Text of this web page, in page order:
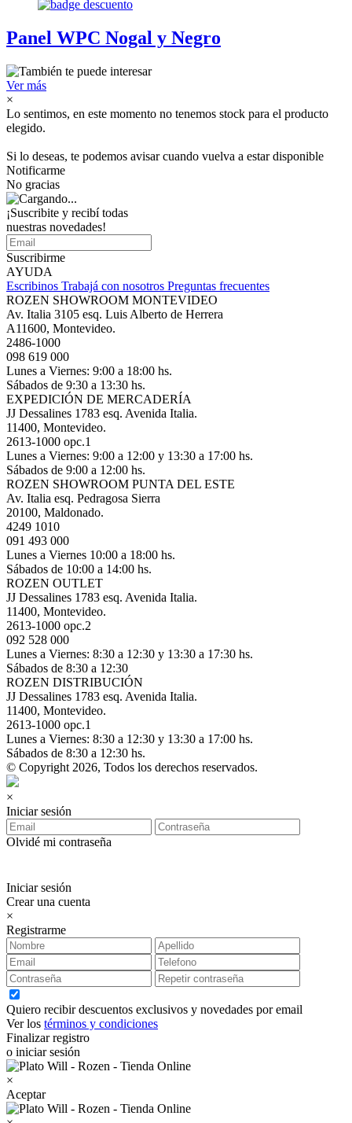
Panel WPC Nogal y Negro
Ver más
×
Lo sentimos, en este momento no tenemos stock para el producto
elegido.
Si lo deseas, te podemos avisar cuando vuelva a estar disponible
Notificarme
No gracias
¡Suscribite y recibí todas
nuestras novedades!
Suscribirme
AYUDA
Escribinos Trabajá con nosotros Preguntas frecuentes
ROZEN SHOWROOM MONTEVIDEO
Av. Italia 3105 esq. Luis Alberto de Herrera
A11600, Montevideo.
2486-1000
098 619 000
Lunes a Viernes: 9:00 a 18:00 hs.
Sábados de 9:30 a 13:30 hs.
EXPEDICIÓN DE MERCADERÍA
JJ Dessalines 1783 esq. Avenida Italia.
11400, Montevideo.
2613-1000 opc.1
Lunes a Viernes: 9:00 a 12:00 y 13:30 a 17:00 hs.
Sábados de 9:00 a 12:00 hs.
ROZEN SHOWROOM PUNTA DEL ESTE
Av. Italia esq. Pedragosa Sierra
20100, Maldonado.
4249 1010
091 493 000
Lunes a Viernes 10:00 a 18:00 hs.
Sábados de 10:00 a 14:00 hs.
ROZEN OUTLET
JJ Dessalines 1783 esq. Avenida Italia.
11400, Montevideo.
2613-1000 opc.2
092 528 000
Lunes a Viernes: 8:30 a 12:30 y 13:30 a 17:30 hs.
Sábados de 8:30 a 12:30
ROZEN DISTRIBUCIÓN
JJ Dessalines 1783 esq. Avenida Italia.
11400, Montevideo.
2613-1000 opc.1
Lunes a Viernes: 8:30 a 12:30 y 13:30 a 17:00 hs.
Sábados de 8:30 a 12:30 hs.
© Copyright 2026, Todos los derechos reservados.
×
Iniciar sesión
Olvidé mi contraseña
Iniciar sesión
Crear una cuenta
×
Registrarme
Quiero recibir descuentos exclusivos y novedades por email
Ver los términos y condiciones
Finalizar registro
o iniciar sesión
×
Aceptar